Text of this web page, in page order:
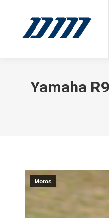
Yamaha
Motos